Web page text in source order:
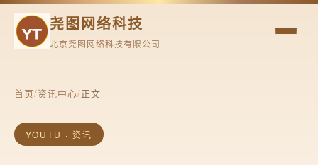
尧图网络科技
北京尧图网络科技有限公司
首页/资讯中心/正文
YOUTU · 资讯